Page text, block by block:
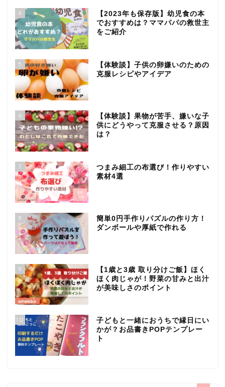
4
【2023年も保存版】幼児食の本
でおすすめは？ママパパの救世主
をご紹介
5
【体験談】子供の卵嫌いのための
克服レシピやアイデア
6
【体験談】果物が苦手、嫌いな子
供にどうやって克服させる？原因
は？
7
つまみ細工の布選び！作りやすい
素材4選
8
簡単0円手作りパズルの作り方！
ダンボールや厚紙で作れる
9
【1歳と3歳 取り分けご飯】ほく
ほく肉じゃが！野菜の甘みと出汁
が美味しさのポイント
10
子どもと一緒におうちで縁日にい
かが？お品書きPOPテンプレー
ト